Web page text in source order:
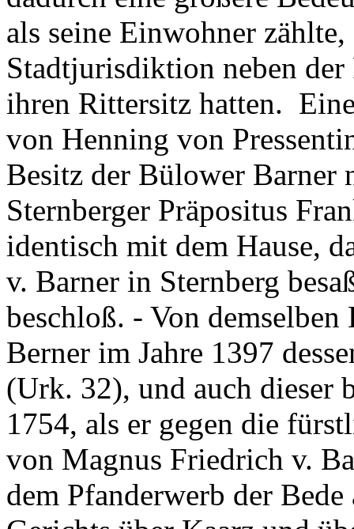
als seine Einwohner
Stadtjurisdiktion neben
ihren Rittersitz hatten.
von Henning von
Besitz der Bülower Barner
Sternberger Präpositus
identisch mit dem Hause,
v. Barner in Sternberg
beschloß. - Von
Berner im Jahre 1397
(Urk. 32), und auch dieser
1754, als er gegen die
von Magnus Friedrich v.
dem Pfanderwerb der